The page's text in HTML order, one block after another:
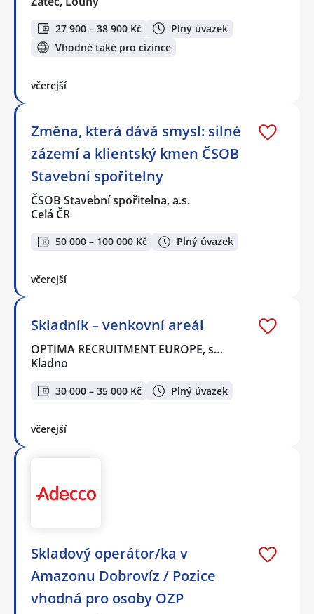
27 900 – 38 900 Kč
Plný úvazek
Vhodné také pro cizince
včerejší
Změna, která dává smysl: silné
zázemí a klientský kmen ČSOB
Stavební spořitelny
ČSOB Stavební spořitelna, a.s.
Celá ČR
50 000 – 100 000 Kč Plný úvazek
včerejší
Skladník – venkovní areál
OPTIMA RECRUITMENT EUROPE, s…
Kladno
30 000 – 35 000 Kč Plný úvazek
včerejší
Skladový operátor/ka v
Amazonu Dobrovíz / Pozice
vhodná pro osoby OZP